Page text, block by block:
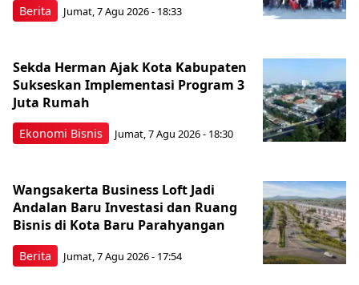
Berita Jumat, 7 Agu 2026 - 18:33
Ekonomi Bisnis
Sekda Herman Ajak Kota Kabupaten
Sukseskan Implementasi Program 3
Juta Rumah
Jumat, 7 Agu 2026 - 18:30
Berita
Wangsakerta Business Loft Jadi
Andalan Baru Investasi dan Ruang
Bisnis di Kota Baru Parahyangan
Jumat, 7 Agu 2026 - 17:54